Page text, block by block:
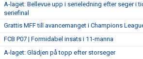
A-laget: Bellevue upp i serieledning efter seger i
seriefinal
Grattis MFF till avancemanget i Champions
FCB P07 | Formidabel insats i 11-manna
A-laget: Glädjen på topp efter storseger